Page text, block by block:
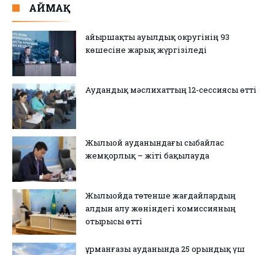
АЙМАҚ
Қайыршақты ауылдық округінің 93
көшесіне жарық жүргізіледі
Аудандық мәслихаттың 12-сессиясы өтті
Жылыой ауданындағы сыбайлас
жемқорлық – жіті бақылауда
Жылыойда төтенше жағдайлардың
алдын алу жөніндегі комиссияның
отырысы өтті
Құрманғазы ауданында 25 орындық үш